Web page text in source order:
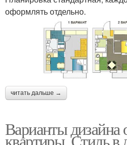
оформлять отдельно.
читать дальше →
Варианты дизайна
квартиры. Стиль в